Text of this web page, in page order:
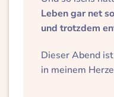
Leben gar net
und trotzdem
Dieser Abend
in meinem